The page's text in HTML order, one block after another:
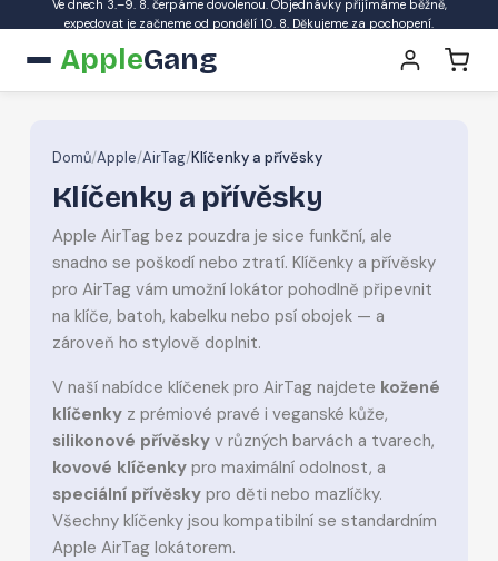
Ve dnech 3.–9. 8. čerpáme dovolenou. Objednávky přijímáme běžně,
expedovat je začneme od pondělí 10. 8. Děkujeme za pochopení.
AppleGang
Domů/Apple/AirTag/Klíčenky a přívěsky
Klíčenky a přívěsky
Apple AirTag bez pouzdra je sice funkční, ale
snadno se poškodí nebo ztratí. Klíčenky a přívěsky
pro AirTag vám umožní lokátor pohodlně připevnit
na klíče, batoh, kabelku nebo psí obojek — a
zároveň ho stylově doplnit.
V naší nabídce klíčenek pro AirTag najdete kožené
klíčenky z prémiové pravé i veganské kůže,
silikonové přívěsky v různých barvách a tvarech,
kovové klíčenky pro maximální odolnost, a
speciální přívěsky pro děti nebo mazlíčky.
Všechny klíčenky jsou kompatibilní se standardním
Apple AirTag lokátorem.